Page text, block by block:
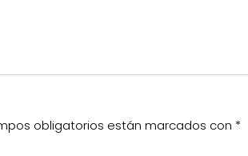
obligatorios están marcados con *